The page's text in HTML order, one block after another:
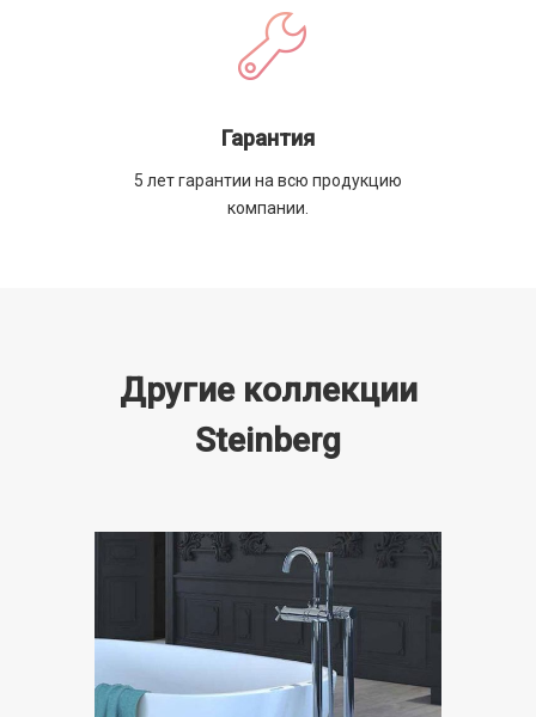
Гарантия
5 лет гарантии на всю продукцию
компании.
Другие коллекции
Steinberg
Steinberg 250